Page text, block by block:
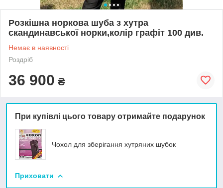
Розкішна норкова шуба з хутра
скандинавської норки,колір графіт 100 див.
Немає в наявності
Роздріб
36 900 ₴
При купівлі цього товару отримайте подарунок
Чохол для зберігання хутряних шубок
Приховати